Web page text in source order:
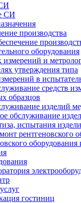
СИ
производства
оборудования
измерений и
утверждения типа
в
средств
образцов
изделий
обслуживание
испытания
рентгеновского
гостиниц